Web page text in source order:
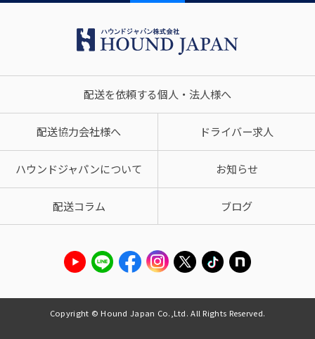
配送を依頼する個人・法人様へ
配送協力会社様へ ドライバー求人
ハウンドジャパンについて お知らせ
配送コラム ブログ
Copyright © Hound Japan Co.,Ltd. All Rights Reserved.